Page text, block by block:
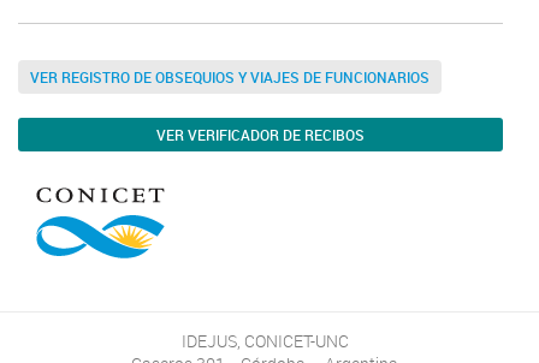
VER REGISTRO DE OBSEQUIOS Y VIAJES DE FUNCIONARIOS
VER VERIFICADOR DE RECIBOS
IDEJUS, CONICET-UNC